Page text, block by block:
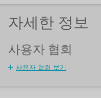
자세한 정보
사용자 협회
사용자 협회 보기